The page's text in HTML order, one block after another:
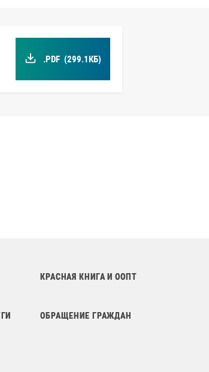
.PDF (299.1КБ)
КРАСНАЯ КНИГА И ООПТ
ОБРАЩЕНИЕ ГРАЖДАН